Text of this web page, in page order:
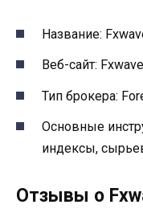
Название:
Веб-сайт:
Тип брокера:
Основные
индексы,
Отзывы о